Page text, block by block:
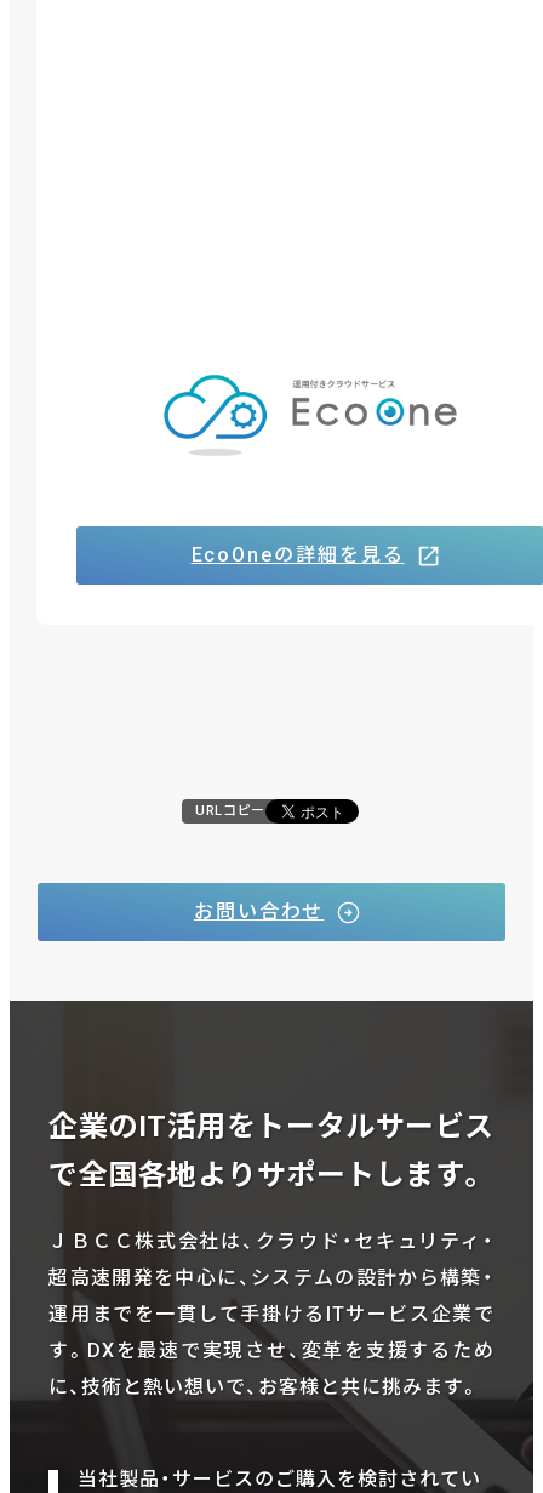
様々なサービスを効果的に組み合わせて提供する、
運用付きのクラウドサービスです。セルフサービス
の仕組みとして提供されている各種機能をＪＢＣ
EcoOneの詳細を見る
URLコピー
お問い合わせ
企業のIT活用をトータルサービス
で全国各地よりサポートします。
ＪＢＣＣ株式会社は、クラウド・セキュリティ・
超高速開発を中心に、システムの設計から構築・
運用までを一貫して手掛けるITサービス企業で
す。DXを最速で実現させ、変革を支援するため
に、技術と熱い想いで、お客様と共に挑みます。
当社製品・サービスのご購入を検討されてい